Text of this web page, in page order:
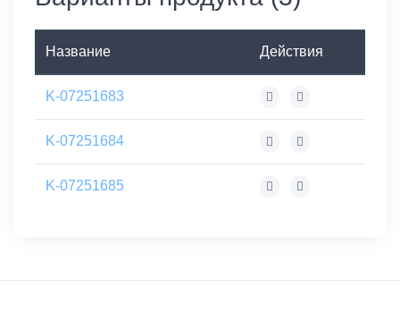
Название Действия
K-07251683
K-07251684
K-07251685